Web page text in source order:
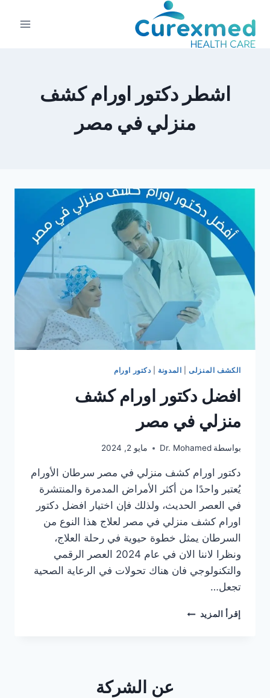
المحتوى
اشطر دكتور اورام كشف
منزلي في مصر
الكشف المنزلى| المدونة دكتور اورام
افضل دكتور اورام كشف
منزلي في مصر
بواسطة Dr. Mohamed مايو 2, 2024
دكتور اورام كشف منزلي في مصر سرطان الأورام
يُعتبر واحدًا من أكثر الأمراض المدمرة والمنتشرة
في العصر الحديث، ولذلك فإن اختيار افضل دكتور
اورام كشف منزلي في مصر لعلاج هذا النوع من
السرطان يمثل خطوة حيوية في رحلة العلاج،
ونظرا لاننا الان في عام 2024 العصر الرقمي
والتكنولوجي فان هناك تحولات في الرعاية الصحية
تجعل…
إقرأ المزيد افضل
عن الشركة